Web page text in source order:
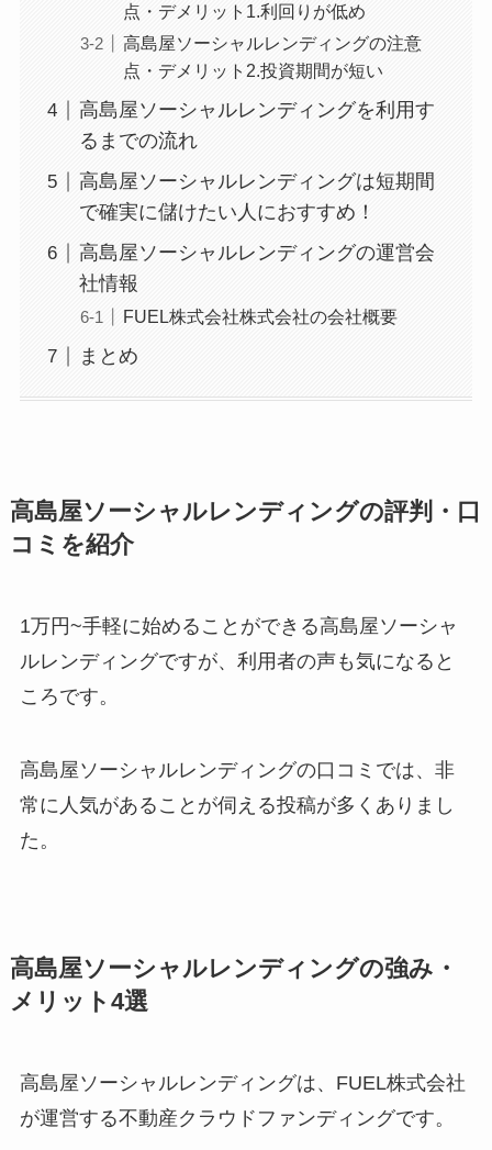
点・デメリット1.利回りが低め
高島屋ソーシャルレンディングの注意
点・デメリット2.投資期間が短い
高島屋ソーシャルレンディングを利用す
るまでの流れ
高島屋ソーシャルレンディングは短期間
で確実に儲けたい人におすすめ！
高島屋ソーシャルレンディングの運営会
社情報
FUEL株式会社株式会社の会社概要
まとめ
高島屋ソーシャルレンディングの評判・口
コミを紹介
1万円~手軽に始めることができる高島屋ソーシャ
ルレンディングですが、利用者の声も気になると
ころです。
高島屋ソーシャルレンディングの口コミでは、非
常に人気があることが伺える投稿が多くありまし
た。
高島屋ソーシャルレンディングの強み・
メリット4選
高島屋ソーシャルレンディングは、 FUEL株式会社
が運営する不動産クラウドファンディングです。